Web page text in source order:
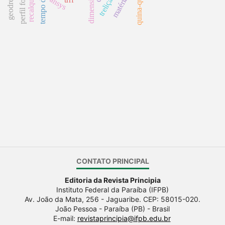
ansys
recalque
CONTATO PRINCIPAL
Editoria da Revista Principia
Instituto Federal da Paraíba (IFPB)
Av. João da Mata, 256 - Jaguaribe. CEP: 58015-020.
João Pessoa - Paraíba (PB) - Brasil
E-mail: revistaprincipia@ifpb.edu.br